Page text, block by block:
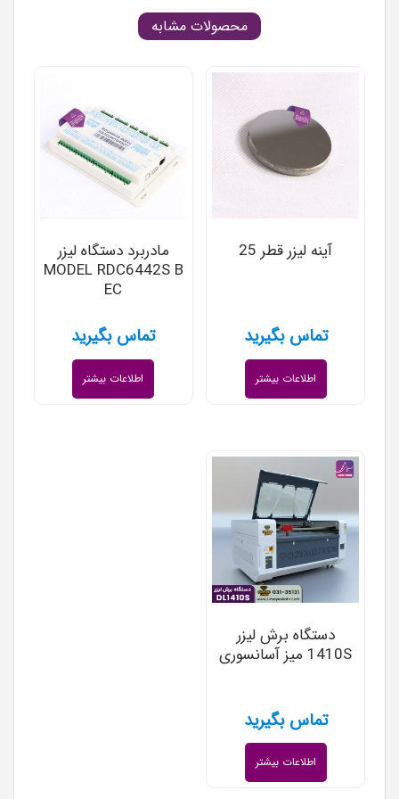
محصولات مشابه
آینه لیزر قطر 25
تماس بگیرید
اطلاعات بیشتر
مادربرد دستگاه لیزر
MODEL RDC6442S B
EC
تماس بگیرید
اطلاعات بیشتر
دستگاه برش لیزر
1410S میز آسانسوری
تماس بگیرید
اطلاعات بیشتر